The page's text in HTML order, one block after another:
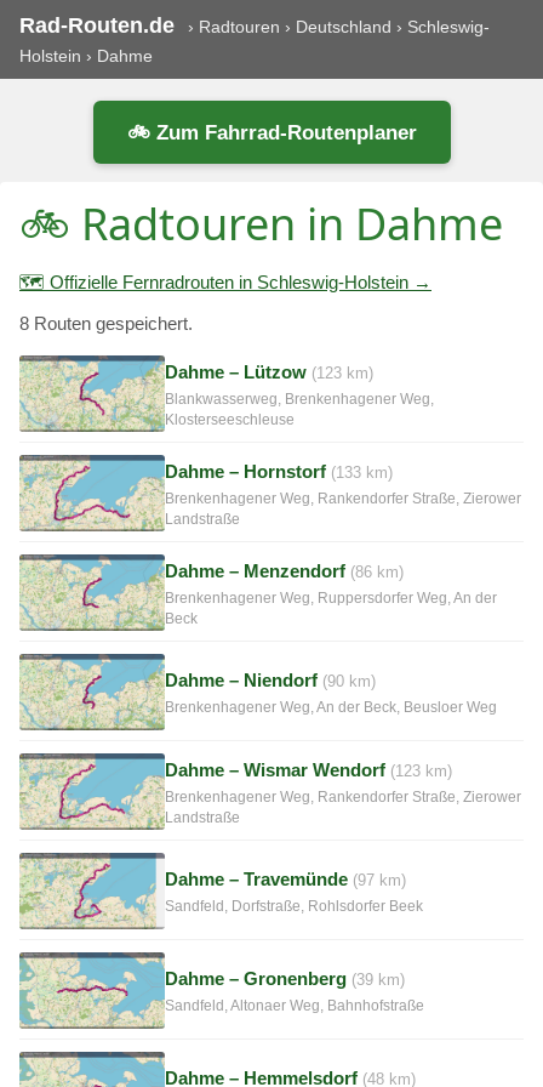
Rad-Routen.de › Radtouren › Deutschland › Schleswig-
Holstein › Dahme
🚲 Zum Fahrrad-Routenplaner
🚲 Radtouren in Dahme
🗺️ Offizielle Fernradrouten in Schleswig-Holstein →
8 Routen gespeichert.
Dahme – Lützow (123 km)
Blankwasserweg, Brenkenhagener Weg,
Klosterseeschleuse
Dahme – Hornstorf (133 km)
Brenkenhagener Weg, Rankendorfer Straße, Zierower
Landstraße
Dahme – Menzendorf (86 km)
Brenkenhagener Weg, Ruppersdorfer Weg, An der
Beck
Dahme – Niendorf (90 km)
Brenkenhagener Weg, An der Beck, Beusloer Weg
Dahme – Wismar Wendorf (123 km)
Brenkenhagener Weg, Rankendorfer Straße, Zierower
Landstraße
Dahme – Travemünde (97 km)
Sandfeld, Dorfstraße, Rohlsdorfer Beek
Dahme – Gronenberg (39 km)
Sandfeld, Altonaer Weg, Bahnhofstraße
Dahme – Hemmelsdorf (48 km)